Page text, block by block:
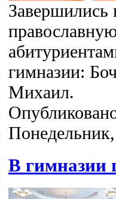
областных
Музафаров Пётр стал
турнира
Завершились
гимназии:
Михаил.
В гимназии